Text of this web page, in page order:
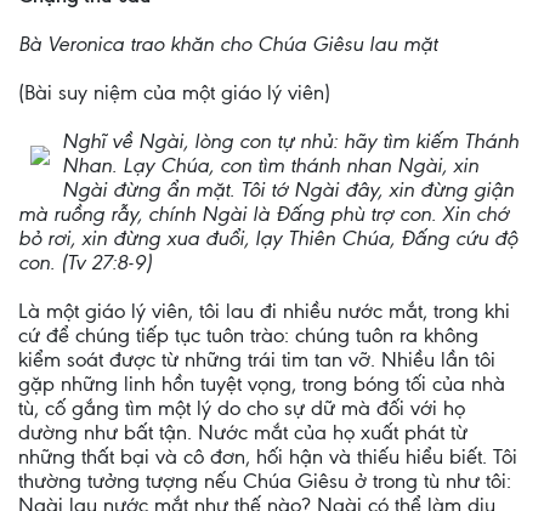
Bà Veronica trao khăn cho Chúa Giêsu lau mặt
(Bài suy niệm của một giáo lý viên)
Nghĩ về Ngài, lòng con tự nhủ: hãy tìm kiếm Thánh
Nhan. Lạy Chúa, con tìm thánh nhan Ngài, xin
Ngài đừng ẩn mặt. Tôi tớ Ngài đây, xin đừng giận
mà ruồng rẫy, chính Ngài là Đấng phù trợ con. Xin chớ
bỏ rơi, xin đừng xua đuổi, lạy Thiên Chúa, Đấng cứu độ
con. (Tv 27:8-9)
Là một giáo lý viên, tôi lau đi nhiều nước mắt, trong khi
cứ để chúng tiếp tục tuôn trào: chúng tuôn ra không
kiểm soát được từ những trái tim tan vỡ. Nhiều lần tôi
gặp những linh hồn tuyệt vọng, trong bóng tối của nhà
tù, cố gắng tìm một lý do cho sự dữ mà đối với họ
dường như bất tận. Nước mắt của họ xuất phát từ
những thất bại và cô đơn, hối hận và thiếu hiểu biết. Tôi
thường tưởng tượng nếu Chúa Giêsu ở trong tù như tôi:
Ngài lau nước mắt như thế nào? Ngài có thể làm dịu